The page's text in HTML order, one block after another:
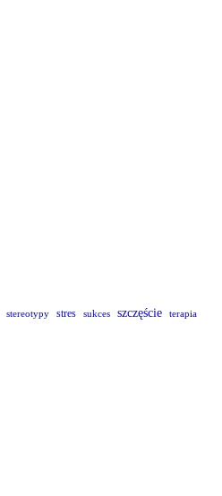
stereotypy stres sukces szczęście
terapia